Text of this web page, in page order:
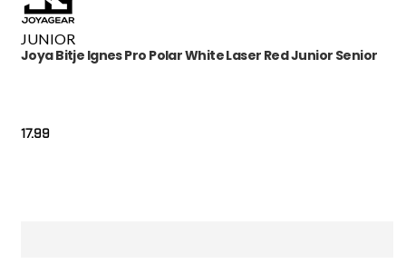
JUNIOR
Joya Bitje Ignes Pro Polar White Laser Red Junior Senior
17.99